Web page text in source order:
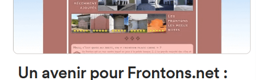
FRONTONS.NET
BUSCAR UN FRONTÓN
AÑADIR UN FRONTÓN